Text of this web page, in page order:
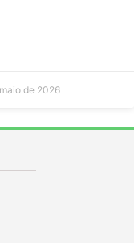
de 2026